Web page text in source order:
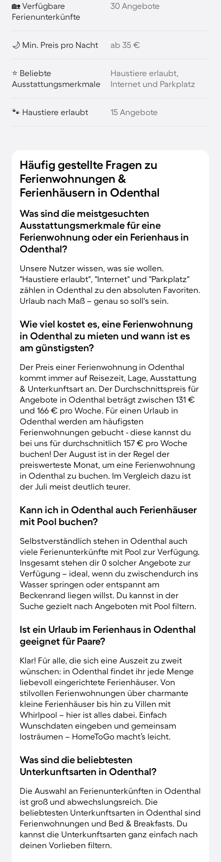
🏡 Verfügbare
Ferienunterkünfte
30 Angebote
🌙 Min. Preis pro Nacht ab 35 €
⭐ Beliebte
Ausstattungsmerkmale
Haustiere erlaubt,
Internet und Parkplatz
🐾 Haustiere erlaubt 15 Angebote
Häufig gestellte Fragen zu
Ferienwohnungen &
Ferienhäusern in Odenthal
Was sind die meistgesuchten
Ausstattungsmerkmale für eine
Ferienwohnung oder ein Ferienhaus in
Odenthal?
Unsere Nutzer wissen, was sie wollen.
"Haustiere erlaubt", "Internet" und "Parkplatz"
zählen in Odenthal zu den absoluten Favoriten.
Urlaub nach Maß – genau so soll's sein.
Wie viel kostet es, eine Ferienwohnung
in Odenthal zu mieten und wann ist es
am günstigsten?
Der Preis einer Ferienwohnung in Odenthal
kommt immer auf Reisezeit, Lage, Ausstattung
& Unterkunftsart an. Der Durchschnittspreis für
Angebote in Odenthal beträgt zwischen 131 €
und 166 € pro Woche. Für einen Urlaub in
Odenthal werden am häufigsten
Ferienwohnungen gebucht - diese kannst du
bei uns für durchschnitlich 157 € pro Woche
buchen! Der August ist in der Regel der
preiswerteste Monat, um eine Ferienwohnung
in Odenthal zu buchen. Im Vergleich dazu ist
der Juli meist deutlich teurer.
Kann ich in Odenthal auch Ferienhäuser
mit Pool buchen?
Selbstverständlich stehen in Odenthal auch
viele Ferienunterkünfte mit Pool zur Verfügung.
Insgesamt stehen dir 0 solcher Angebote zur
Verfügung – ideal, wenn du zwischendurch ins
Wasser springen oder entspannt am
Beckenrand liegen willst. Du kannst in der
Suche gezielt nach Angeboten mit Pool filtern.
Ist ein Urlaub im Ferienhaus in Odenthal
geeignet für Paare?
Klar! Für alle, die sich eine Auszeit zu zweit
wünschen: in Odenthal findet ihr jede Menge
liebevoll eingerichtete Ferienhäuser. Von
stilvollen Ferienwohnungen über charmante
kleine Ferienhäuser bis hin zu Villen mit
Whirlpool – hier ist alles dabei. Einfach
Wunschdaten eingeben und gemeinsam
losträumen – HomeToGo macht’s leicht.
Was sind die beliebtesten
Unterkunftsarten in Odenthal?
Die Auswahl an Ferienunterkünften in Odenthal
ist groß und abwechslungsreich. Die
beliebtesten Unterkunftsarten in Odenthal sind
Ferienwohnungen und Bed & Breakfasts. Du
kannst die Unterkunftsarten ganz einfach nach
deinen Vorlieben filtern.